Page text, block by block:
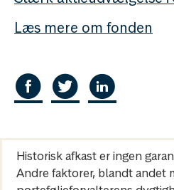
Læs mere om fonden
Historisk afkast er ingen
Andre faktorer, blandt andet